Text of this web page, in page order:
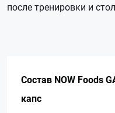
после тренировки и
Состав NOW Foods
капс